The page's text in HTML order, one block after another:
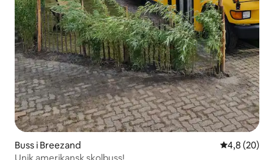
Buss i Breezand 4,8 av 5 i
4,8 (20)